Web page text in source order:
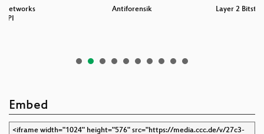
Networks
Antiforensik
Layer 2
Embed